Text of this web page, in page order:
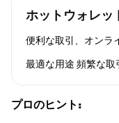
ホットウォレッ
便利な取引、オンラ
最適な用途 頻繁な取
プロのヒント: